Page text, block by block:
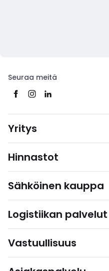
Seuraa meitä
Yritys
Hinnastot
Sähköinen kauppa
Logistiikan palvelut
Vastuullisuus